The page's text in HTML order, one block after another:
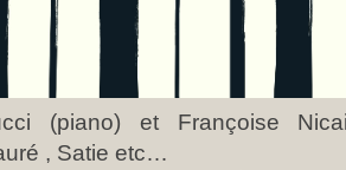
(piano) et Françoise
, Satie etc…